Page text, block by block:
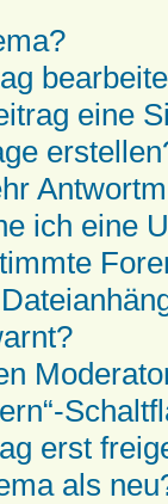
eine
ich eine
erst
als